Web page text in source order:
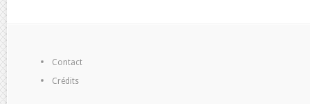
Contact
Crédits